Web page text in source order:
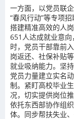
一方面，以党员联
“春风行动”等专项
搭建精准高效的人
651人达成就业意
时，党员干部靠前
岗返还、社保补贴
就业吸纳能力。坚
党员力量建立实名
制。紧盯高校毕业
况，切实提供岗位
依托东西部协作组
体。同步帮扶失业